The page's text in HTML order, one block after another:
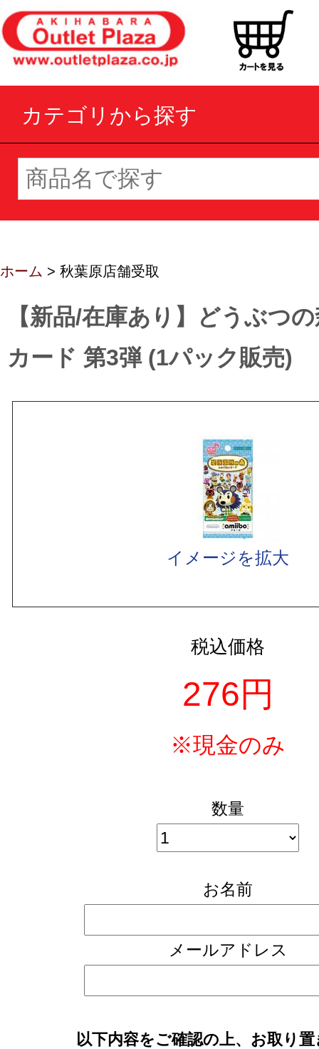
カテゴリから探す
ホーム > 秋葉原店舗受取
【新品/在庫あり】どうぶつ
カード 第3弾 (1パック販売)
イメージを拡大
税込価格
276円
※現金のみ
数量
お名前
メールアドレス
以下内容をご確認の上、お取り